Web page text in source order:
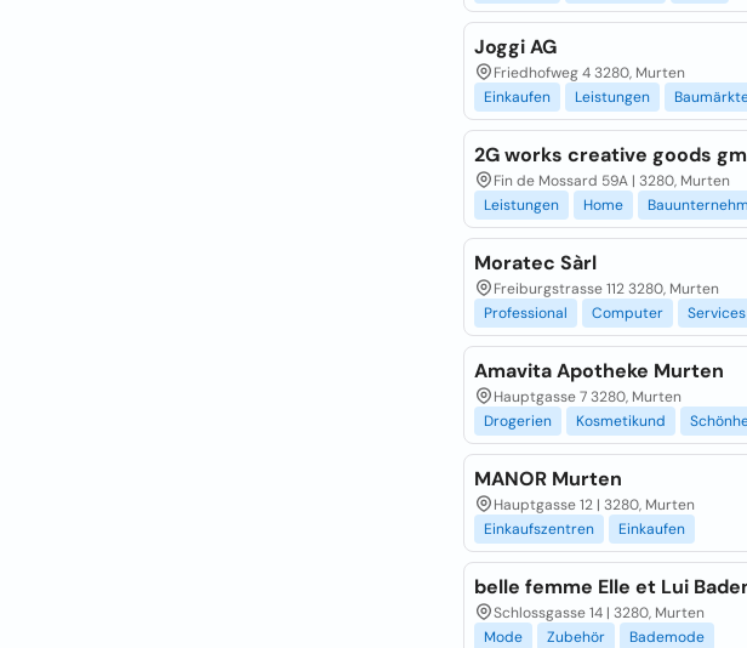
Joggi AG
Friedhofweg 4 3280, Murten
Einkaufen
Leistungen
2G works creative goods
Fin de Mossard 59A | 3280, Murten
Leistungen
Home
Moratec Sàrl
Freiburgstrasse 112 3280, Murten
Professional
Computer Services
Amavita Apotheke Murten
Hauptgasse 7 3280, Murten
Drogerien
Kosmetikund
MANOR Murten
Hauptgasse 12 | 3280, Murten
Einkaufszentren
Einkaufen
belle femme Elle et Lui
Schlossgasse 14 | 3280, Murten
Mode
Zubehör Bademode